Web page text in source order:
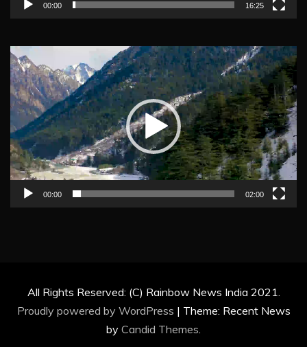
00:00 16:25
Video
Player
00:00 02:00
All Rights Reserved: (C) Rainbow News India 2021.
Proudly powered by WordPress | Theme: Recent News
by Candid Themes